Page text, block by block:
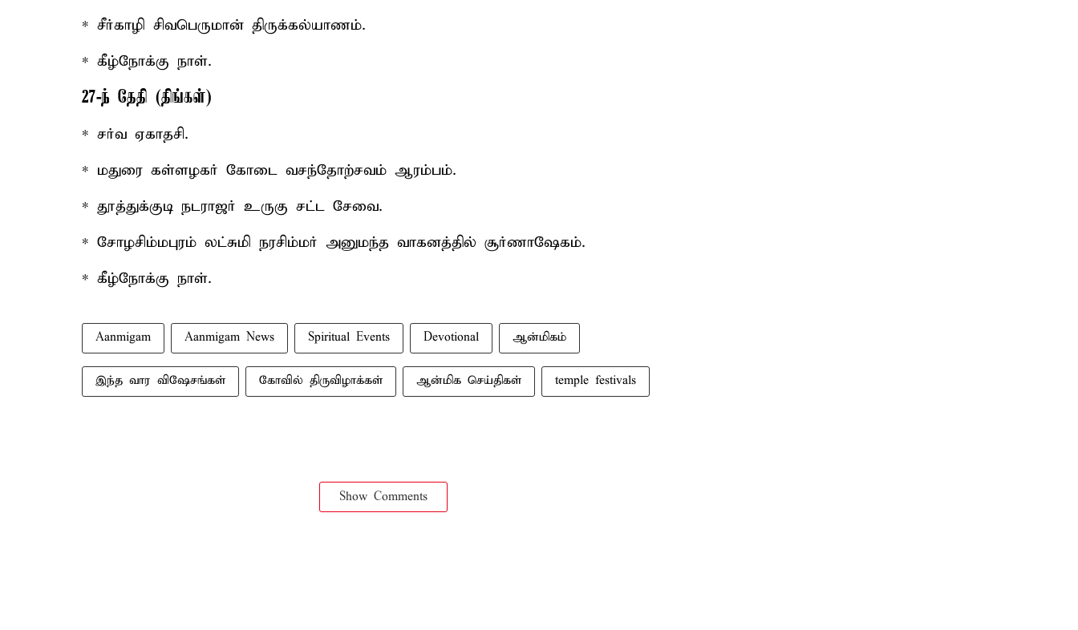
* சீர்காழி சிவபெருமான் திருக்கல்யாணம்.
* கீழ்நோக்கு நாள்.
27-ந் தேதி (திங்கள்)
* சர்வ ஏகாதசி.
* மதுரை கள்ளழகர் கோடை வசந்தோற்சவம் ஆரம்பம்.
* தூத்துக்குடி நடராஜர் உருகு சட்ட சேவை.
* சோழசிம்மபுரம் லட்சுமி நரசிம்மர் அனுமந்த வாகனத்தில் சூர்ணாஷேகம்.
* கீழ்நோக்கு நாள்.
Aanmigam Aanmigam News Spiritual Events Devotional ஆன்மிகம்
இந்த வார விஷேசங்கள் கோவில் திருவிழாக்கள் ஆன்மிக செய்திகள் temple festivals
Show Comments